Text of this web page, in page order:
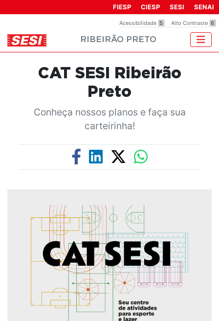
inclui
um
Acessibilidade 5 Alto Contraste 6
FIESP CIESP SESI SENAI
RIBEIRÃO PRETO
CAT SESI Ribeirão
Preto
Conheça nossos planos e faça sua
carteirinha!